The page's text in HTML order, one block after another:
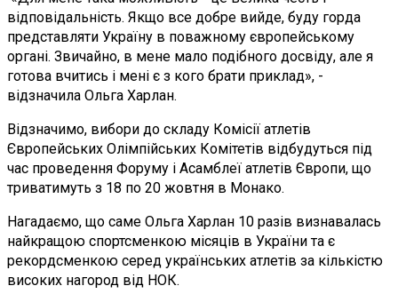
відповідальність. Якщо все добре вийде, буду горда
представляти Україну в поважному європейському
органі. Звичайно, в мене мало подібного досвіду, але я
готова вчитись і мені є з кого брати приклад», -
відзначила Ольга Харлан.
Відзначимо, вибори до складу Комісії атлетів
Європейських Олімпійських Комітетів відбудуться під
час проведення Форуму і Асамблеї атлетів Європи, що
триватимуть з 18 по 20 жовтня в Монако.
Нагадаємо, що саме Ольга Харлан 10 разів визнавалась
найкращою спортсменкою місяців в України та є
рекордсменкою серед українських атлетів за кількістю
високих нагород від НОК.